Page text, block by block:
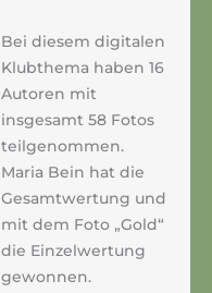
Bei diesem digitalen
Klubthema haben 16
Autoren mit
insgesamt 58 Fotos
teilgenommen.
Maria Bein hat die
Gesamtwertung und
mit dem Foto „Gold“
die Einzelwertung
gewonnen.